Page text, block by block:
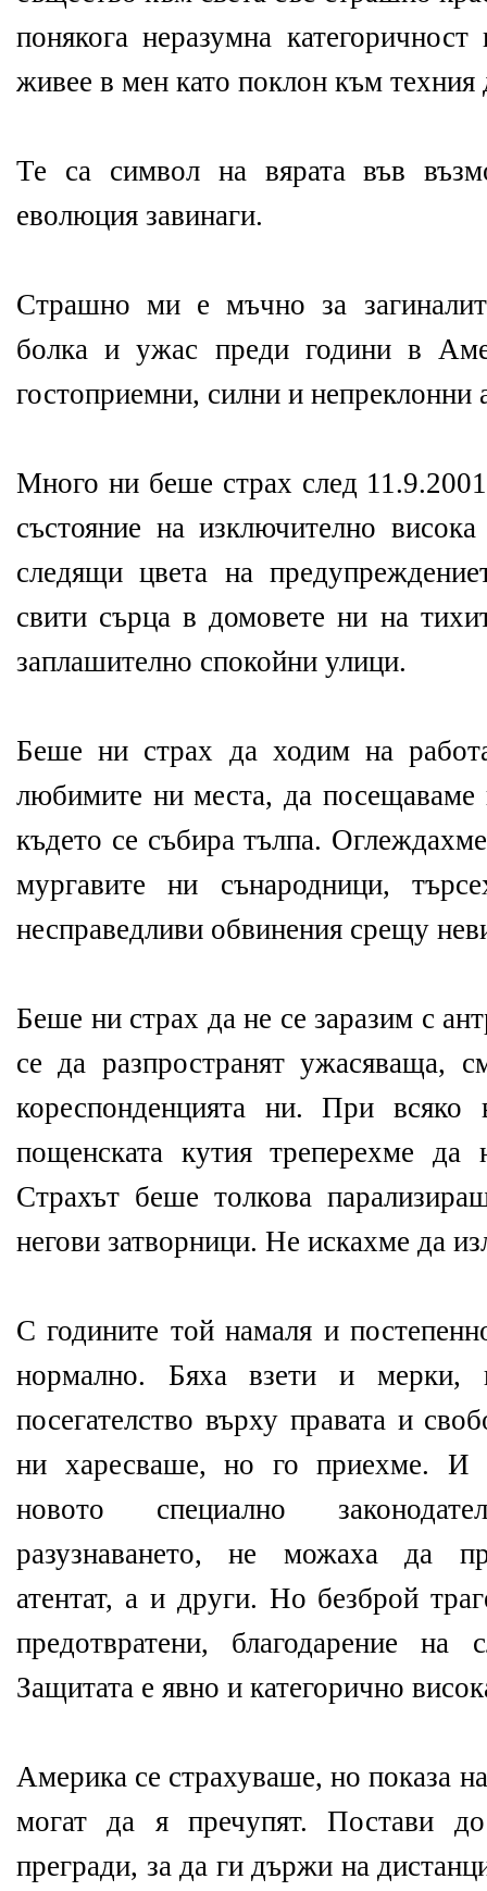
понякога неразумна
живее в мен като поклон към техния
Те са символ на вярата във
еволюция завинаги.
Страшно ми е мъчно за
болка и ужас преди години в
гостоприемни, силни и непреклонни
Много ни беше страх след
състояние на изключително
следящи цвета на
свити сърца в домовете ни на
заплашително спокойни улици.
Беше ни страх да ходим на
любимите ни места, да посещаваме
където се събира тълпа.
мургавите ни сънародници,
несправедливи обвинения срещу
Беше ни страх да не се заразим с
се да разпространят ужасяваща,
кореспонденцията ни. При всяко
пощенската кутия треперехме да
Страхът беше толкова
негови затворници. Не искахме да
С годините той намаля и
нормално. Бяха взети и мерки,
посегателство върху правата и
ни харесваше, но го приехме. И
новото специално
разузнаването, не можаха да
атентат, а и други. Но безброй
предотвратени, благодарение на
Защитата е явно и категорично
Америка се страхуваше, но показа
могат да я пречупят. Постави
прегради, за да ги държи на